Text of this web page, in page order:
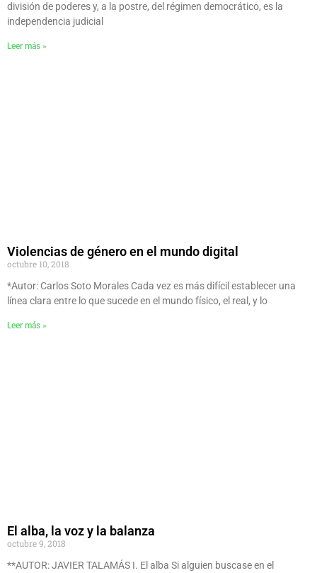
división de poderes y, a la postre, del régimen democrático, es la
independencia judicial
Leer más »
Violencias de género en el mundo digital
octubre 10, 2018
*Autor: Carlos Soto Morales Cada vez es más difícil establecer una
línea clara entre lo que sucede en el mundo físico, el real, y lo
Leer más »
El alba, la voz y la balanza
octubre 9, 2018
**AUTOR: JAVIER TALAMÁS I. El alba Si alguien buscase en el